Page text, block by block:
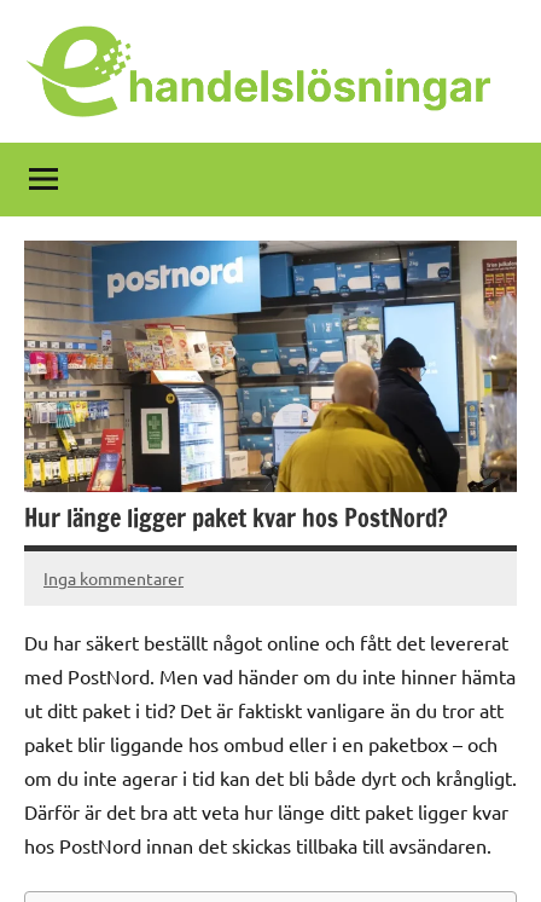
innehåll
Vad
är
e-
handel?
Definition,
fördelar,
exempel.
Hur länge ligger paket kvar hos PostNord?
november
2025
Karin
Inga kommentarer
Du har säkert beställt något online och fått det levererat
med PostNord. Men vad händer om du inte hinner hämta
ut ditt paket i tid? Det är faktiskt vanligare än du tror att
paket blir liggande hos ombud eller i en paketbox – och
om du inte agerar i tid kan det bli både dyrt och krångligt.
Därför är det bra att veta hur länge ditt paket ligger kvar
hos PostNord innan det skickas tillbaka till avsändaren.